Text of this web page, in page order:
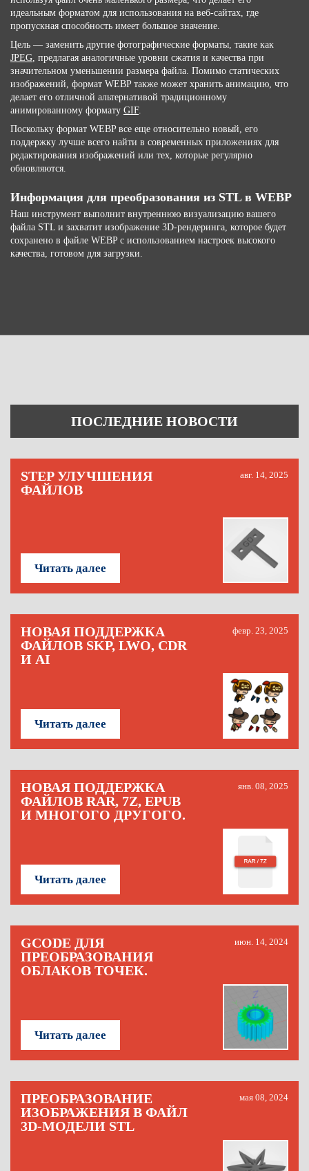
идеальным форматом для использования на веб-сайтах, где
пропускная способность имеет большое значение.
Цель — заменить другие фотографические форматы, такие как
JPEG, предлагая аналогичные уровни сжатия и качества при
значительном уменьшении размера файла. Помимо статических
изображений, формат WEBP также может хранить анимацию, что
делает его отличной альтернативой традиционному
анимированному формату GIF.
Поскольку формат WEBP все еще относительно новый, его
поддержку лучше всего найти в современных приложениях для
редактирования изображений или тех, которые регулярно
обновляются.
Информация для преобразования из STL в WEBP
Наш инструмент выполнит внутреннюю визуализацию вашего
файла STL и захватит изображение 3D-рендеринга, которое будет
сохранено в файле WEBP с использованием настроек высокого
качества, готовом для загрузки.
ПОСЛЕДНИЕ НОВОСТИ
STEP УЛУЧШЕНИЯ
ФАЙЛОВ
авг. 14, 2025
Читать далее
НОВАЯ ПОДДЕРЖКА
ФАЙЛОВ SKP, LWO, CDR
И AI
февр. 23, 2025
Читать далее
НОВАЯ ПОДДЕРЖКА
ФАЙЛОВ RAR, 7Z, EPUB
И МНОГОГО ДРУГОГО.
янв. 08, 2025
Читать далее
GCODE ДЛЯ
ПРЕОБРАЗОВАНИЯ
ОБЛАКОВ ТОЧЕК.
июн. 14, 2024
Читать далее
ПРЕОБРАЗОВАНИЕ
ИЗОБРАЖЕНИЯ В ФАЙЛ
3D-МОДЕЛИ STL
мая 08, 2024